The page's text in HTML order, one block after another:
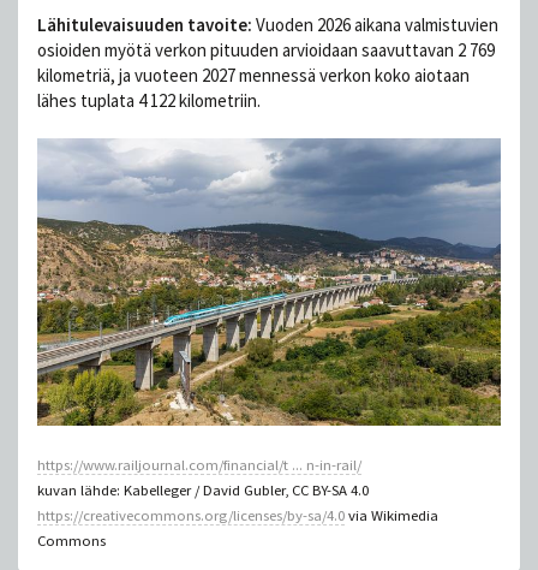
Lähitulevaisuuden tavoite: Vuoden 2026 aikana valmistuvien
osioiden myötä verkon pituuden arvioidaan saavuttavan 2 769
kilometriä, ja vuoteen 2027 mennessä verkon koko aiotaan
lähes tuplata 4 122 kilometriin.
https://www.railjournal.com/financial/t ... n-in-rail/
kuvan lähde: Kabelleger / David Gubler, CC BY-SA 4.0
https://creativecommons.org/licenses/by-sa/4.0via Wikimedia
Commons